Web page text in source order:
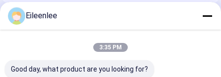
Rekomendasi Produk
Eileenlee
3:35 PM
Good day, what product are you looking for?